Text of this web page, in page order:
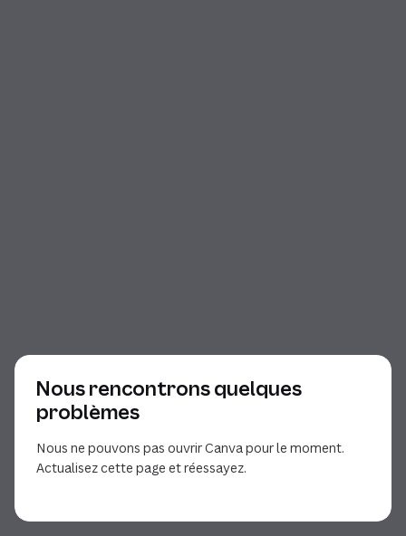
Nous rencontrons quelques
problèmes
Nous ne pouvons pas ouvrir Canva pour le moment.
Actualisez cette page et réessayez.